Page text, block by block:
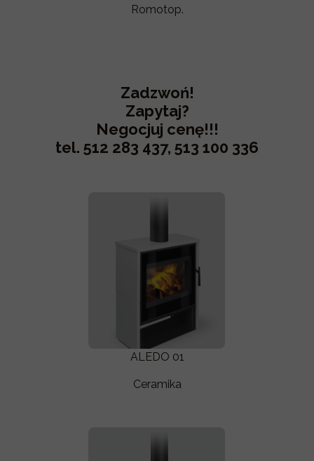
Zadzwoń!
Zapytaj?
Negocjuj cenę!!!
tel. 512 283 437, 513 100 336
ALEDO 01
Ceramika
Romotop.